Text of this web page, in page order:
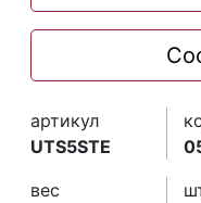
артикул
UTS5STE
вес